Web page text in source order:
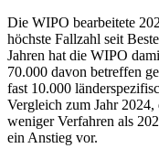
Die WIPO bearbeitete
höchste Fallzahl seit
Jahren hat die WIPO
70.000 davon betreffen
fast 10.000
Vergleich zum Jahr 2024,
weniger Verfahren als
ein Anstieg vor.